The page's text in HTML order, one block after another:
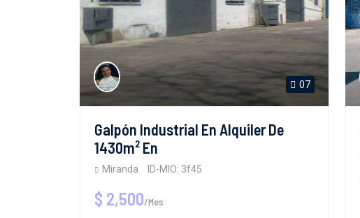
07
Galpón Industrial En Alquiler De
1430m² En
Miranda ID-MIO: 3f45
$ 2,500/Mes